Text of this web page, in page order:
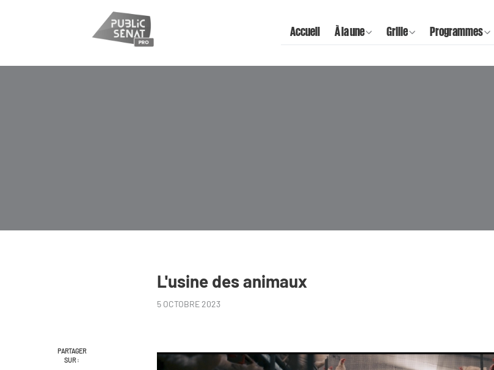
Accueil À la une Grille Programmes
L'usine des animaux
5 OCTOBRE 2023
PARTAGER
SUR :